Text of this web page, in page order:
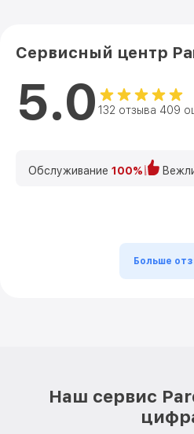
Сервисный центр
5.0 132 отзыва 409
Обслуживание 100%
Больше
Наш сервис